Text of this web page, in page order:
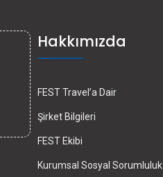
Hakkımızda
FEST Travel’a Dair
Şirket Bilgileri
FEST Ekibi
Kurumsal Sosyal Sorumluluk